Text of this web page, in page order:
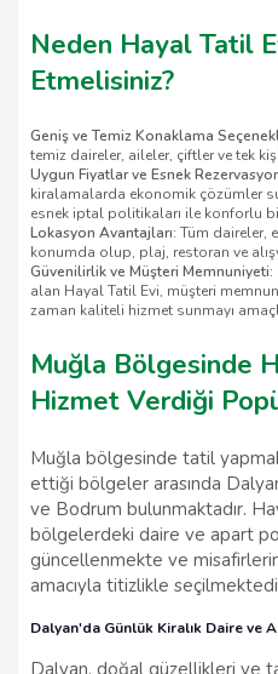
Neden Hayal Tatil
Etmelisiniz?
Geniş ve Temiz Konaklama
temiz daireler, aileler, çiftler ve tek
Uygun Fiyatlar ve Esnek
kiralamalarda ekonomik çözümler
esnek iptal politikaları ile konforlu
Lokasyon Avantajları: Tüm daireler,
konumda olup, plaj, restoran ve
Güvenilirlik ve Müşteri Memnuniyeti:
alan Hayal Tatil Evi, müşteri
zaman kaliteli hizmet sunmayı
Muğla Bölgesinde
Hizmet Verdiği
Muğla bölgesinde tatil
ettiği bölgeler arasında
ve Bodrum bulunmaktadır.
bölgelerdeki daire ve apart
güncellenmekte ve
amacıyla titizlikle
Dalyan'da Günlük Kiralık Daire ve
Dalyan, doğal güzellikleri ve